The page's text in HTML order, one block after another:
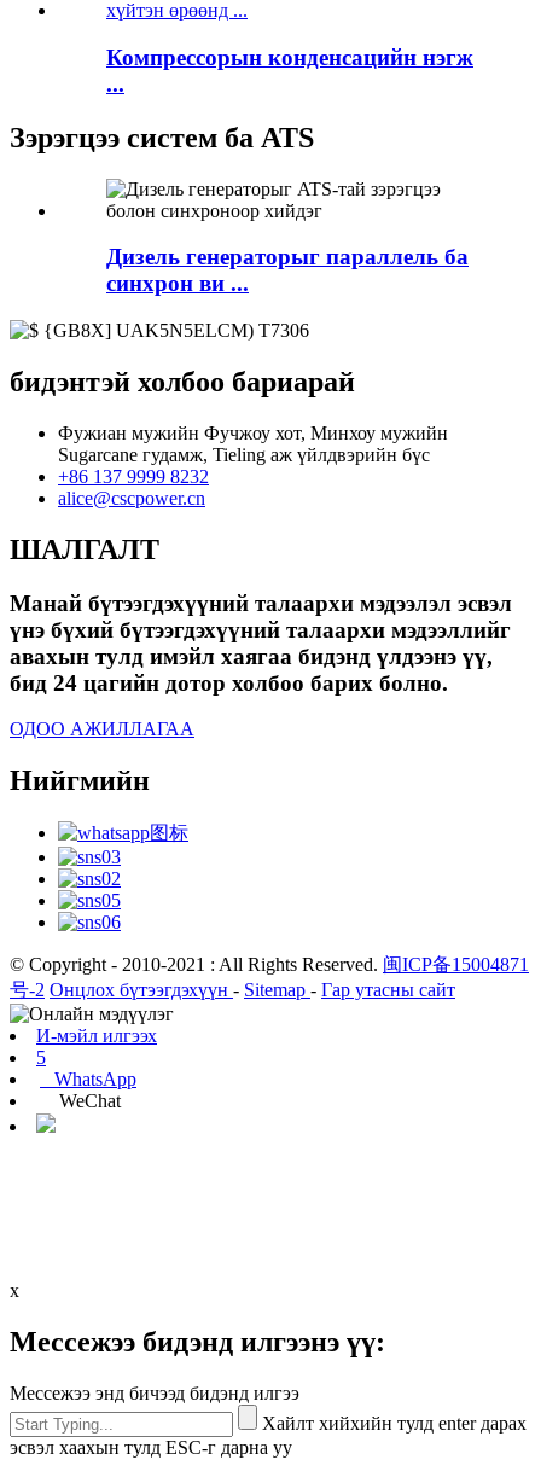
Компрессорын конденсацийн нэгж
...
Зэрэгцээ систем ба ATS
Дизель генераторыг параллель ба
синхрон ви ...
бидэнтэй холбоо бариарай
Фужиан мужийн Фучжоу хот, Минхоу мужийн
Sugarcane гудамж, Tieling аж үйлдвэрийн бүс
+86 137 9999 8232
alice@cscpower.cn
ШАЛГАЛТ
Манай бүтээгдэхүүний талаархи мэдээлэл эсвэл
үнэ бүхий бүтээгдэхүүний талаархи мэдээллийг
авахын тулд имэйл хаягаа бидэнд үлдээнэ үү,
бид 24 цагийн дотор холбоо барих болно.
ОДОО АЖИЛЛАГАА
Нийгмийн
© Copyright - 2010-2021 : All Rights Reserved. 闽ICP备15004871
号-2 Онцлох бүтээгдэхүүн - Sitemap - Гар утасны сайт
И-мэйл илгээх
5
WhatsApp
WeChat
х
Мессежээ бидэнд илгээнэ үү:
Мессежээ энд бичээд бидэнд илгээ
Хайлт хийхийн тулд enter дарах
эсвэл хаахын тулд ESC-г дарна уу